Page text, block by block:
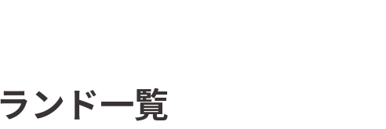
ンド一覧